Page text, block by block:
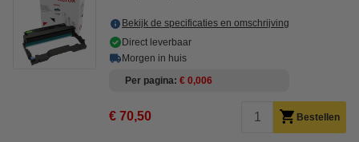
Bekijk de specificaties en omschrijving
Direct leverbaar
Morgen in huis
Per pagina € 0,006
€ 70,50 Bestellen